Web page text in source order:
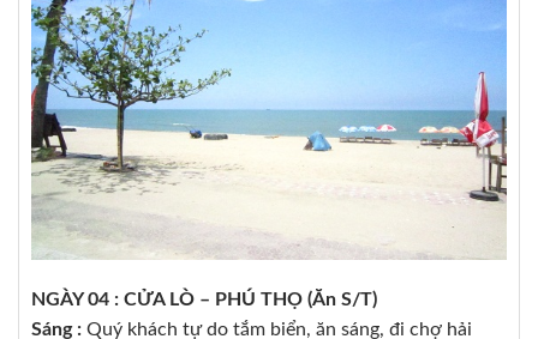
NGÀY 04 : CỬA LÒ – PHÚ THỌ (Ăn S/T)
Sáng : Quý khách tự do tắm biển, ăn sáng, đi chợ hải